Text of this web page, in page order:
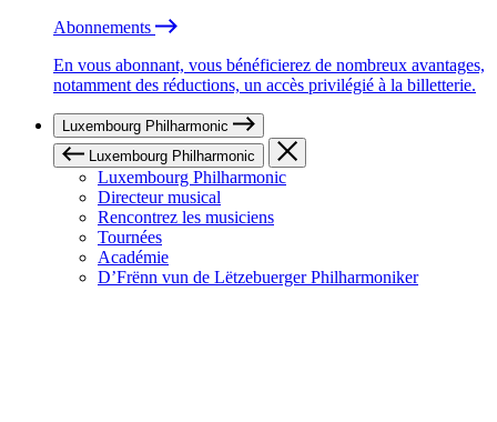
Abonnements
En vous abonnant, vous bénéficierez de nombreux avantages,
notamment des réductions, un accès privilégié à la billetterie.
Luxembourg Philharmonic
Luxembourg Philharmonic
Luxembourg Philharmonic
Directeur musical
Rencontrez les musiciens
Tournées
Académie
D’Frënn vun de Lëtzebuerger Philharmoniker